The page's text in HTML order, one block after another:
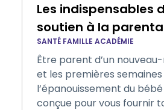
Les indispensables
soutien à la
SANTÉ FAMILLE ACADÉMIE
Être parent d’un
et les premières
l’épanouissement du
conçue pour vous fournir